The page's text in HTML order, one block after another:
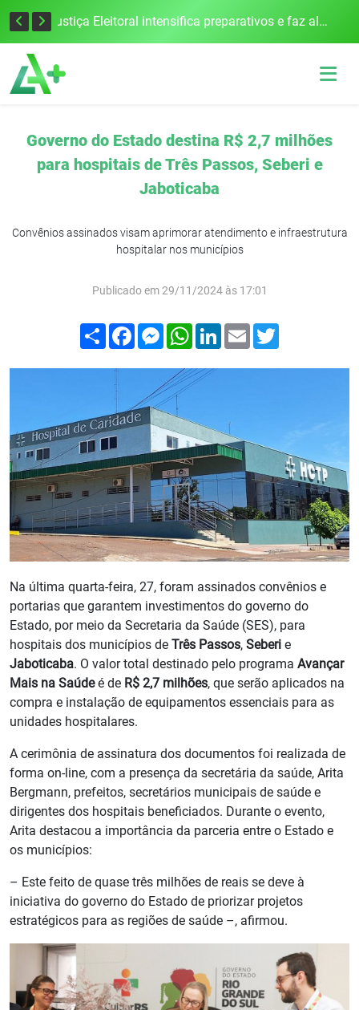
Cobrança do estacionamento rotativo começará em 10 dias em Frederico Westphalen Justiça Eleitoral intensifica preparativos e faz alertas para as Eleições 2026 na 94ª Zona Eleitoral
Governo do Estado destina R$ 2,7 milhões
para hospitais de Três Passos, Seberi e
Jaboticaba
Convênios assinados visam aprimorar atendimento e infraestrutura
hospitalar nos municípios
Publicado em 29/11/2024 às 17:01
Compartilhar
FacebookMessenger
WhatsApp
LinkedIn
Email
Na última quarta-feira, 27, foram assinados convênios e
portarias que garantem investimentos do governo do
Estado, por meio da Secretaria da Saúde (SES), para
hospitais dos municípios de Três Passos, Seberi e
Jaboticaba. O valor total destinado pelo programa Avançar
Mais na Saúdeé de R$ 2,7 milhões, que serão aplicados na
compra e instalação de equipamentos essenciais para as
unidades hospitalares.
A cerimônia de assinatura dos documentos foi realizada de
forma on-line, com a presença da secretária da saúde, Arita
Bergmann, prefeitos, secretários municipais de saúde e
dirigentes dos hospitais beneficiados. Durante o evento,
Arita destacou a importância da parceria entre o Estado e
os municípios:
– Este feito de quase três milhões de reais se deve à
iniciativa do governo do Estado de priorizar projetos
estratégicos para as regiões de saúde –, afirmou.